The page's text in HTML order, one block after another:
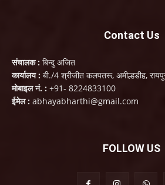
Contact Us
संचालक : बिन्दु अजित
कार्यालय : बी./4 श्रीजीत कलपतरू, अमील्हडीह,
मोबाइल नं. : +91- 8224833100
ईमेल : abhayabharthi@gmail.com
FOLLOW US